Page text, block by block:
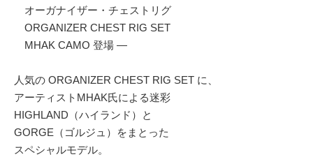
オーガナイザー・チェストリグ
ORGANIZER CHEST RIG SET
MHAK CAMO 登場 —
人気の ORGANIZER CHEST RIG SET に、
アーティストMHAK氏による迷彩
HIGHLAND（ハイランド）と
GORGE（ゴルジュ）をまとった
スペシャルモデル。